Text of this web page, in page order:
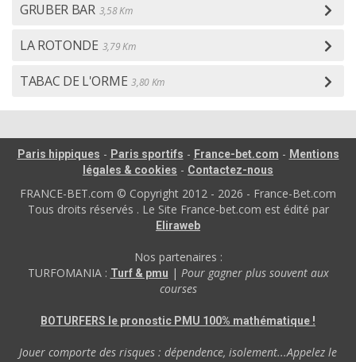
GRUBER BAR 3,58 Km
LA ROTONDE 3,79 Km
TABAC DE L'ORME 3,80 Km
Paris hippiques - Paris sportifs - France-bet.com - Mentions
légales & cookies - Contactez-nous
FRANCE-BET.com © Copyright 2012 - 2026 - France-Bet.com
Tous droits réservés . Le Site France-bet.com est édité par
Eliraweb
Nos partenaires :
TURFOMANIA : Turf & pmu | Pour gagner plus souvent aux
courses
BOTURFERS le pronostic PMU 100% mathématique !
Jouer comporte des risques : dépendence, isolement...Appelez le